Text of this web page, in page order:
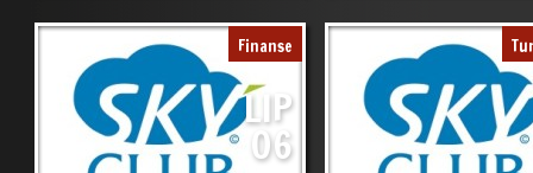
ciągu ostatniego miesiąca. Czy
zła passa touroperatorów już się
skończyła? Poznańskie Africano
Travel to...
»»
efekcie kolejni turyści w
awaryjnym wrócą do
ich transport...
Finanse
LIP
06